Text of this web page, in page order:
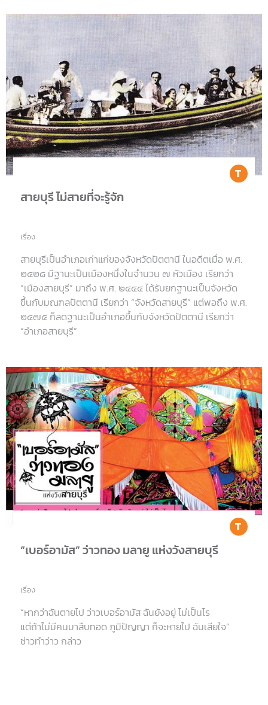
สายบุรี ไม่สายที่จะรู้จัก
เรื่อง
สายบุรีเป็นอำเภอเก่าแก่ของจังหวัดปัตตานี ในอดีตเมื่อ พ.ศ.
๒๔๒๘ มีฐานะเป็นเมืองหนึ่งในจำนวน ๗ หัวเมือง เรียกว่า
“เมืองสายบุรี” มาถึง พ.ศ. ๒๔๔๔ ได้รับยกฐานะเป็นจังหวัด
ขึ้นกับมณฑลปัตตานี เรียกว่า “จังหวัดสายบุรี” แต่พอถึง พ.ศ.
๒๔๗๕ ก็ลดฐานะเป็นอำเภอขึ้นกับจังหวัดปัตตานี เรียกว่า
“อำเภอสายบุรี”
“เบอร์อามัส” ว่าวทอง มลายู แห่งวังสายบุรี
เรื่อง
“หากว่าฉันตายไป ว่าวเบอร์อามัส ฉันยังอยู่ ไม่เป็นไร
แต่ถ้าไม่มีคนมาสืบทอด ภูมิปัญญา ก็จะหายไป ฉันเสียใจ”
ช่าวทำว่าว กล่าว